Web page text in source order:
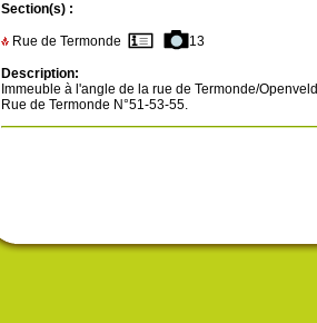
Section(s) :
Rue de Termonde 13
Description:
Immeuble à l'angle de la rue de Termonde/Openveld
Rue de Termonde N°51-53-55.